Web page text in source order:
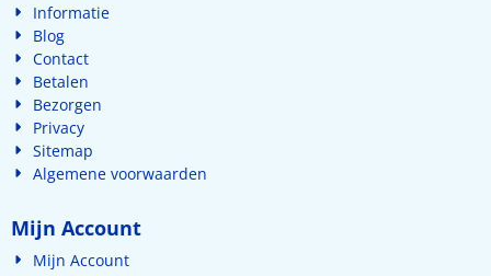
Informatie
Blog
Contact
Betalen
Bezorgen
Privacy
Sitemap
Algemene voorwaarden
Mijn Account
Mijn Account